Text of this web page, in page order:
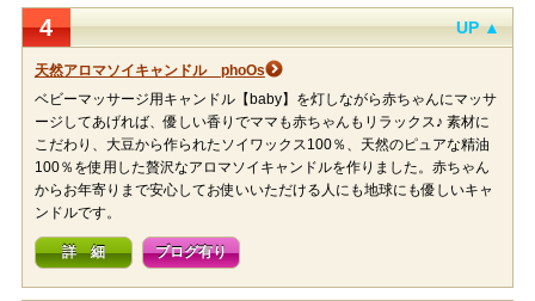
4 UP ▲
天然アロマソイキャンドル phoOs
ベビーマッサージ用キャンドル【baby】を灯しながら赤ちゃんにマッサ
ージしてあげれば、優しい香りでママも赤ちゃんもリラックス♪ 素材に
こだわり、大豆から作られたソイワックス100％、天然のピュアな精油
100％を使用した贅沢なアロマソイキャンドルを作りました。赤ちゃん
からお年寄りまで安心してお使いいただける人にも地球にも優しいキャ
ンドルです。
詳 細 ブログ有り